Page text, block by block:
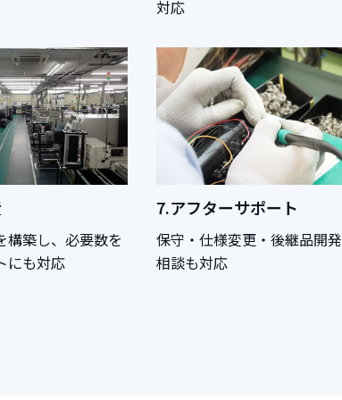
対応
構築し、必要数を
にも対応
7.アフターサポート
保守・仕様変更・後継品開
相談も対応